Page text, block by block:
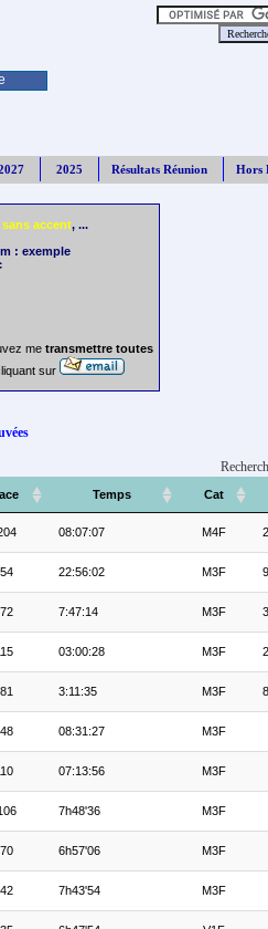
2025 Résultats Réunion Hors
sans accent, ...
: exemple
me transmettre toutes
sur
Temps Cat
08:07:07 M4F
22:56:02 M3F
7:47:14 M3F
03:00:28 M3F
3:11:35 M3F
08:31:27 M3F
07:13:56 M3F
7h48'36 M3F
6h57'06 M3F
7h43'54 M3F